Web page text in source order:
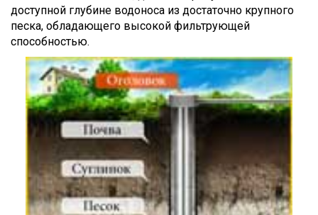
доступной глубине водоноса из достаточно крупного
песка, обладающего высокой фильтрующей
способностью.